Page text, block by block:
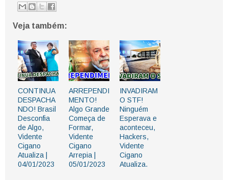
Veja também:
CONTINUA
DESPACHA
NDO! Brasil
Desconfia
de Algo,
Vidente
Cigano
Atualiza |
04/01/2023
ARREPENDI
MENTO!
Algo Grande
Começa de
Formar,
Vidente
Cigano
Arrepia |
05/01/2023
INVADIRAM
O STF!
Ninguém
Esperava e
aconteceu,
Hackers,
Vidente
Cigano
Atualiza.